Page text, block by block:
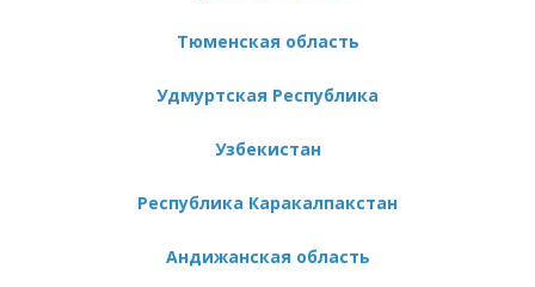
Тюменская область
Удмуртская Республика
Узбекистан
Республика Каракалпакстан
Андижанская область